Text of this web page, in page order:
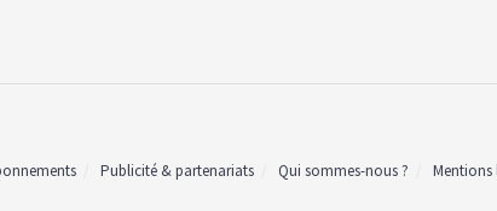
Publicité & partenariats Qui sommes-nous ? Mentions